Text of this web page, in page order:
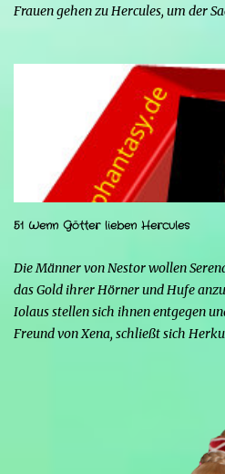
Frauen gehen zu Hercules, um der
denn nun kann sie nicht nur die Frau
endlich auch Menschen berühren,
ist immer noch wütend auf Hercules,
überzeugt hat, nicht mehr seine
nun steht sein Racheplan kurz vor
im Dorf belästigen Serena, also
Seite, um sie zu verteidigen, aber
schwerer, sich zu behaupten, und er
Strife schürt mit seinen Kräften die
51 Wenn Götter lieben Hercules
Die Männer von Nestor wollen
das Gold ihrer Hörner und Hufe
Iolaus stellen sich ihnen entgegen
Freund von Xena, schließt sich
Vergangenheit seine Favoritin war,
ihm den Rücken zu kehren, und